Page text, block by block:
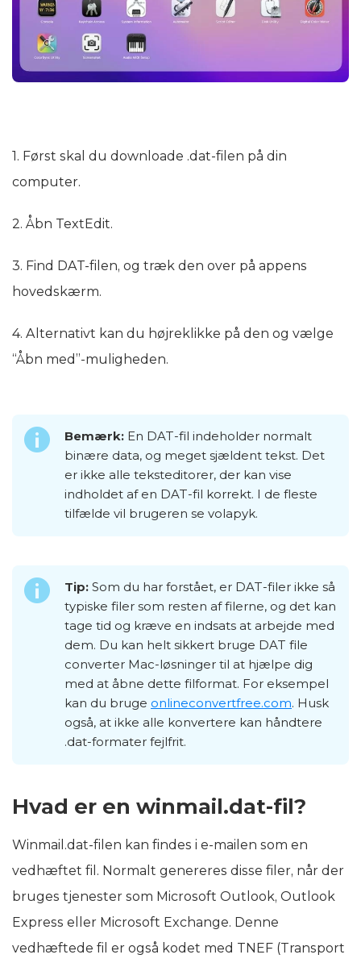
1. Først skal du downloade .dat-filen på din
computer.
2. Åbn TextEdit.
3. Find DAT-filen, og træk den over på appens
hovedskærm.
4. Alternativt kan du højreklikke på den og vælge
“Åbn med”-muligheden.
Bemærk: En DAT-fil indeholder normalt
binære data, og meget sjældent tekst. Det
er ikke alle teksteditorer, der kan vise
indholdet af en DAT-fil korrekt. I de fleste
tilfælde vil brugeren se volapyk.
Tip: Som du har forstået, er DAT-filer ikke så
typiske filer som resten af filerne, og det kan
tage tid og kræve en indsats at arbejde med
dem. Du kan helt sikkert bruge DAT file
converter Mac-løsninger til at hjælpe dig
med at åbne dette filformat. For eksempel
kan du bruge onlineconvertfree.com. Husk
også, at ikke alle konvertere kan håndtere
.dat-formater fejlfrit.
Hvad er en winmail.dat-fil?
Winmail.dat-filen kan findes i e-mailen som en
vedhæftet fil. Normalt genereres disse filer, når der
bruges tjenester som Microsoft Outlook, Outlook
Express eller Microsoft Exchange. Denne
vedhæftede fil er også kodet med TNEF (Transport